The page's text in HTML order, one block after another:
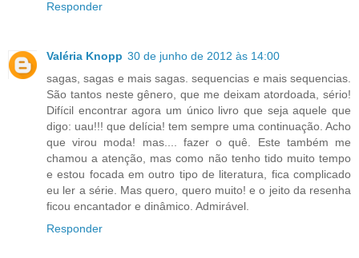
Responder
Valéria Knopp 30 de junho de 2012 às 14:00
sagas, sagas e mais sagas. sequencias e mais sequencias.
São tantos neste gênero, que me deixam atordoada, sério!
Difícil encontrar agora um único livro que seja aquele que
digo: uau!!! que delícia! tem sempre uma continuação. Acho
que virou moda! mas.... fazer o quê. Este também me
chamou a atenção, mas como não tenho tido muito tempo
e estou focada em outro tipo de literatura, fica complicado
eu ler a série. Mas quero, quero muito! e o jeito da resenha
ficou encantador e dinâmico. Admirável.
Responder